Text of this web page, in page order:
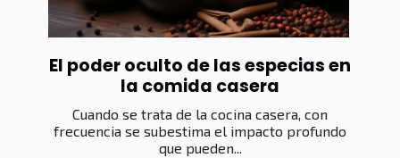
El poder oculto de las especias en
la comida casera
Cuando se trata de la cocina casera, con
frecuencia se subestima el impacto profundo
que pueden...